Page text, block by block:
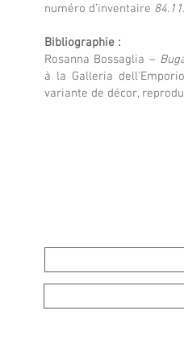
numéro d’inventaire
Bibliographie :
Rosanna Bossaglia –
à la Galleria
variante de décor,